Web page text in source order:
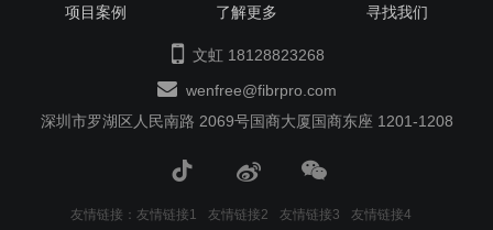
项目案例
了解更多 寻找我们
文虹 18128823268
wenfree@fibrpro.com
深圳市罗湖区人民南路 2069号国商大厦国商东座 1201-1208
友情链接： 友情链接1 友情链接2 友情链接3 友情链接4